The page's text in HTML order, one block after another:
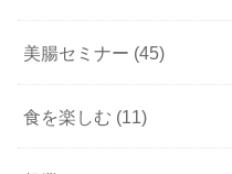
美腸セミナー (45)
食を楽しむ (11)